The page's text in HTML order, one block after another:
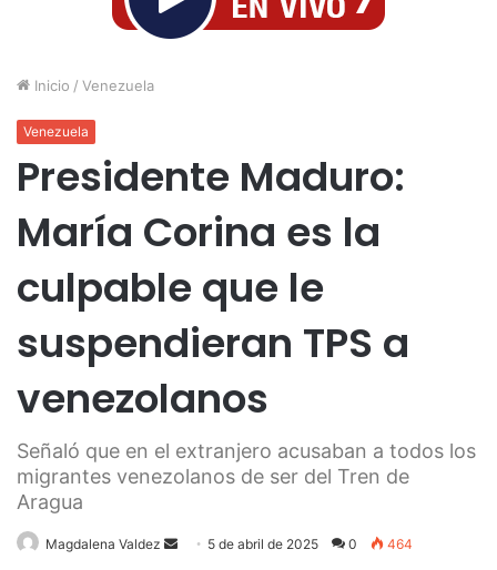
Inicio / Venezuela
Venezuela
Presidente Maduro:
María Corina es la
culpable que le
suspendieran TPS a
venezolanos
Señaló que en el extranjero acusaban a todos los
migrantes venezolanos de ser del Tren de
Aragua
Magdalena Valdez
Send 5 de abril de 2025 0 464